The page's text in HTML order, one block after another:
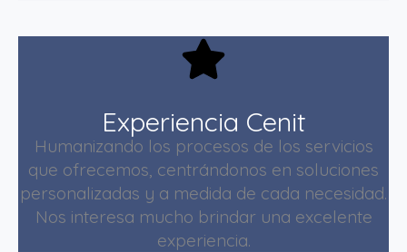
Experiencia Cenit
Humanizando los procesos de los servicios
que ofrecemos, centrándonos en soluciones
personalizadas y a medida de cada necesidad.
Nos interesa mucho brindar una excelente
experiencia.